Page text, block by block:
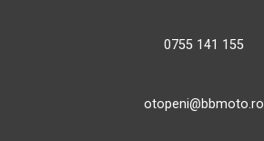
0755 141 155
otopeni@bbmoto.ro